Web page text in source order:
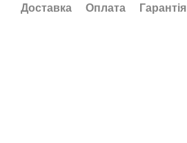
Доставка Оплата Гарантія